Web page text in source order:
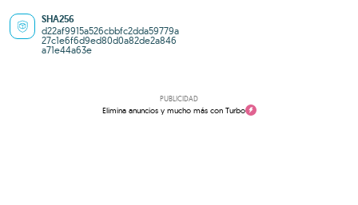
SHA256
d22af9915a526cbbfc2dda59779a
27c1e6f6d9ed80d0a82de2a846
a71e44a63e
PUBLICIDAD
Elimina anuncios y mucho más con Turbo